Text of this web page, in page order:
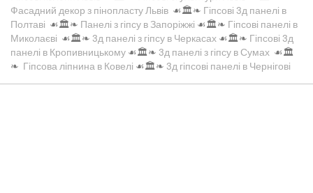
Фасадний декор з пінопласту Львів ☙🏛️❧ Гіпсові 3д панелі в
Полтаві ☙🏛️❧ Панелі з гіпсу в Запоріжжі ☙🏛️❧ Гіпсові панелі в
Миколаєві ☙🏛️❧ 3д панелі з гіпсу в Черкасах ☙🏛️❧ Гіпсові 3д
панелі в Кропивницькому ☙🏛️❧ 3д панелі з гіпсу в Сумах ☙🏛️
❧ Гіпсова ліпнина в Ковелі ☙🏛️❧ 3д гіпсові панелі в Чернігові